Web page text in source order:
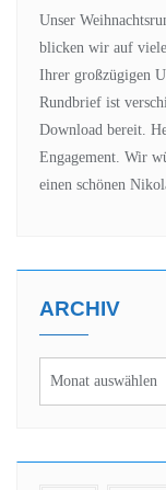
Unser
blicken wir auf
Ihrer großzügigen
Rundbrief ist
Download bereit.
Engagement. Wir
einen schönen
ARCHIV